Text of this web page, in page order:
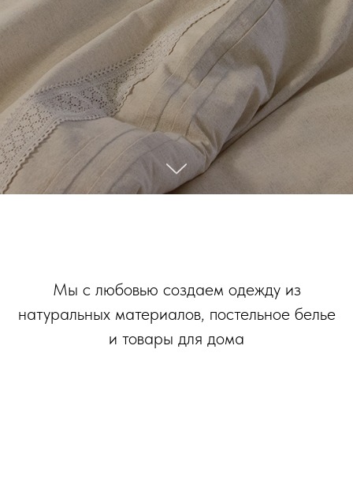
Мы с любовью создаем одежду из
натуральных материалов, постельное белье
и товары для дома